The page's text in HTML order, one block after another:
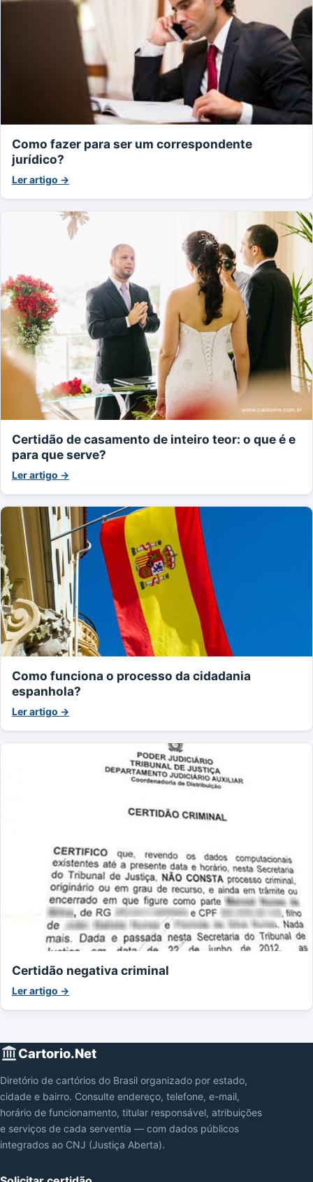
Como fazer para ser um correspondente
jurídico?
Ler artigo →
Certidão de casamento de inteiro teor: o que é e
para que serve?
Ler artigo →
Como funciona o processo da cidadania
espanhola?
Ler artigo →
Certidão negativa criminal
Ler artigo →
Cartorio.Net
Diretório de cartórios do Brasil organizado por estado,
cidade e bairro. Consulte endereço, telefone, e-mail,
horário de funcionamento, titular responsável, atribuições
e serviços de cada serventia — com dados públicos
integrados ao CNJ (Justiça Aberta).